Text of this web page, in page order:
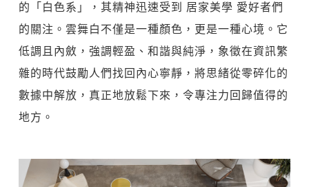
的「白色系」，其精神迅速受到 居家美學 愛好者們
的關注。雲舞白不僅是一種顏色，更是一種心境。它
低調且內斂，強調輕盈、和諧與純淨，象徵在資訊繁
雜的時代鼓勵人們找回內心寧靜，將思緒從零碎化的
數據中解放，真正地放鬆下來，令專注力回歸值得的
地方。